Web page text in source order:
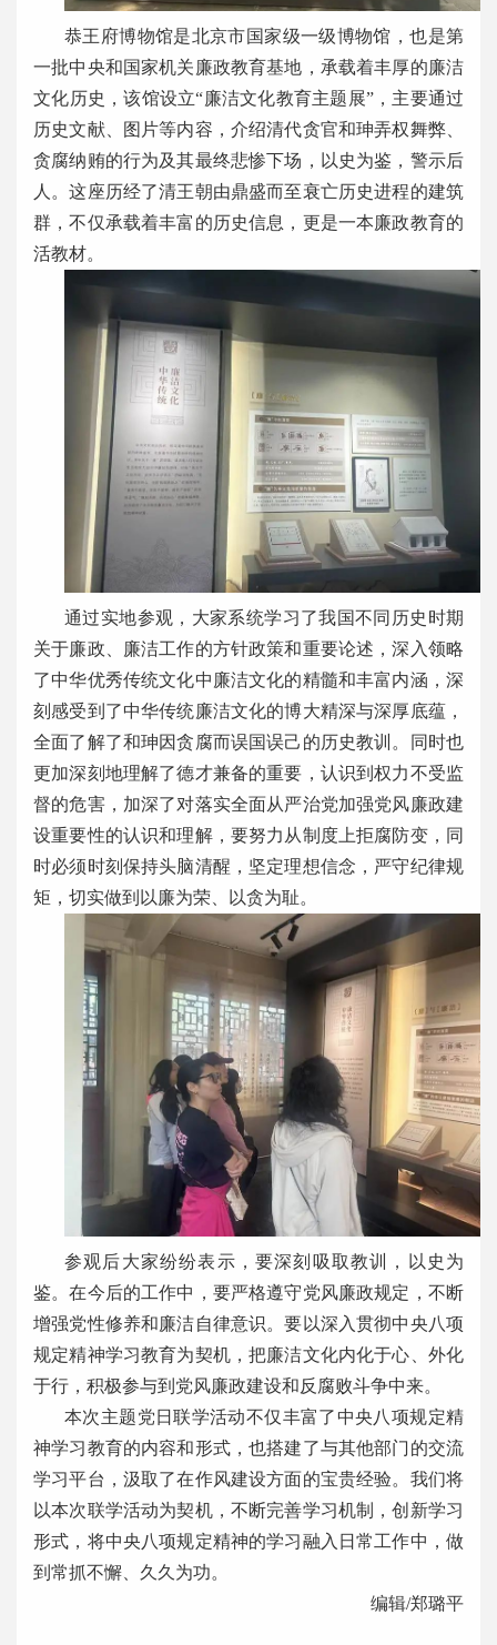
恭王府博物馆是北京市国家级一级博物馆，也是第
一批中央和国家机关廉政教育基地，承载着丰厚的廉洁
文化历史，该馆设立“廉洁文化教育主题展”，主要通过
历史文献、图片等内容，介绍清代贪官和珅弄权舞弊、
贪腐纳贿的行为及其最终悲惨下场，以史为鉴，警示后
人。这座历经了清王朝由鼎盛而至衰亡历史进程的建筑
群，不仅承载着丰富的历史信息，更是一本廉政教育的
活教材。
通过实地参观，大家系统学习了我国不同历史时期
关于廉政、廉洁工作的方针政策和重要论述，深入领略
了中华优秀传统文化中廉洁文化的精髓和丰富内涵，深
刻感受到了中华传统廉洁文化的博大精深与深厚底蕴，
全面了解了和珅因贪腐而误国误己的历史教训。同时也
更加深刻地理解了德才兼备的重要，认识到权力不受监
督的危害，加深了对落实全面从严治党加强党风廉政建
设重要性的认识和理解，要努力从制度上拒腐防变，同
时必须时刻保持头脑清醒，坚定理想信念，严守纪律规
矩，切实做到以廉为荣、以贪为耻。
参观后大家纷纷表示，要深刻吸取教训，以史为
鉴。在今后的工作中，要严格遵守党风廉政规定，不断
增强党性修养和廉洁自律意识。要以深入贯彻中央八项
规定精神学习教育为契机，把廉洁文化内化于心、外化
于行，积极参与到党风廉政建设和反腐败斗争中来。
本次主题党日联学活动不仅丰富了中央八项规定精
神学习教育的内容和形式，也搭建了与其他部门的交流
学习平台，汲取了在作风建设方面的宝贵经验。我们将
以本次联学活动为契机，不断完善学习机制，创新学习
形式，将中央八项规定精神的学习融入日常工作中，做
到常抓不懈、久久为功。
编辑/郑璐平